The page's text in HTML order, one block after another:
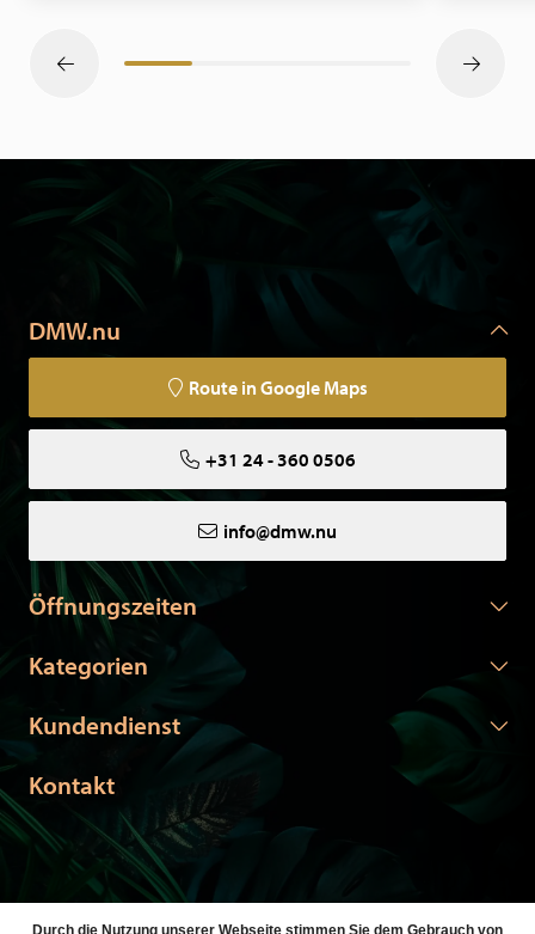
DMW.nu
Route in Google Maps
+31 24 - 360 0506
info@dmw.nu
Öffnungszeiten
Kategorien
Kundendienst
Kontakt
Durch die Nutzung unserer Webseite stimmen Sie dem Gebrauch von